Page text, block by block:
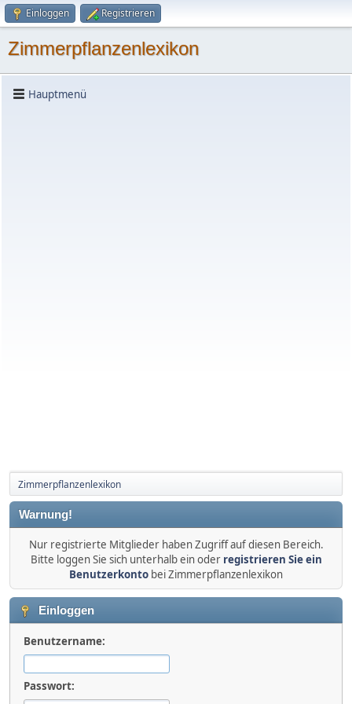
Einloggen Registrieren
Zimmerpflanzenlexikon
Hauptmenü
Zimmerpflanzenlexikon
Warnung!
Nur registrierte Mitglieder haben Zugriff auf diesen Bereich.
Bitte loggen Sie sich unterhalb ein oder registrieren Sie ein
Benutzerkonto bei Zimmerpflanzenlexikon
Einloggen
Benutzername:
Passwort: